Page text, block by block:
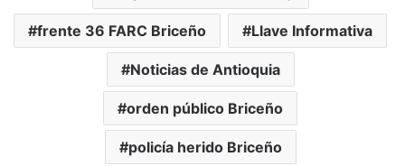
frente 36 FARC Briceño Llave Informativa
Noticias de Antioquia
orden público Briceño
policía herido Briceño